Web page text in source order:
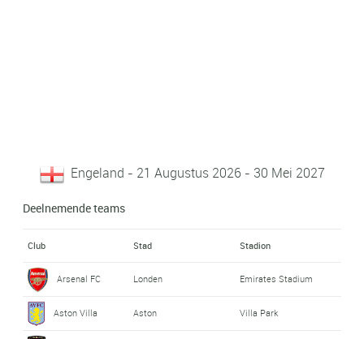
Engeland - 21 Augustus 2026 - 30 Mei 2027
Deelnemende teams
Club Stad Stadion
Arsenal FC Londen Emirates Stadium
Aston Villa Aston Villa Park